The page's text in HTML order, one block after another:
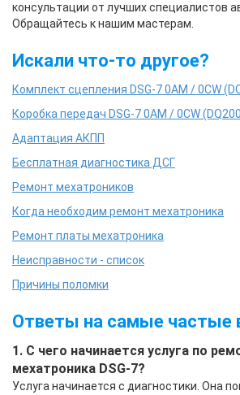
консультации от лучших специалистов
Обращайтесь к нашим мастерам.
Искали что-то другое?
Комплект сцепления DSG-7 0AM / 0CW
Коробка передач DSG-7 0AM / 0CW
Адаптация АКПП
Бесплатная диагностика ДСГ
Ремонт мехатроников
Когда необходим ремонт мехатроника
Ремонт платы мехатроника
Неисправности - список
Причины поломки
Ответы на самые частые
1. С чего начинается услуга по
мехатроника DSG-7?
Услуга начинается с диагностики. Она